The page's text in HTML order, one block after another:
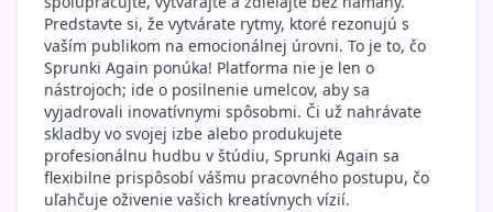
Predstavte si, že vytvárate rytmy, ktoré rezonujú s
vaším publikom na emocionálnej úrovni. To je to, čo
Sprunki Again ponúka! Platforma nie je len o
nástrojoch; ide o posilnenie umelcov, aby sa
vyjadrovali inovatívnymi spôsobmi. Či už nahrávate
skladby vo svojej izbe alebo produkujete
profesionálnu hudbu v štúdiu, Sprunki Again sa
flexibilne prispôsobí vášmu pracovného postupu, čo
uľahčuje oživenie vašich kreatívnych vízií.